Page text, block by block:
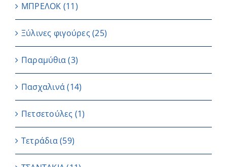
ΜΠΡΕΛΟΚ (11)
Ξύλινες φιγούρες(25)
Παραμύθια (3)
Πασχαλινά (14)
Πετσετούλες (1)
Τετράδια(59)